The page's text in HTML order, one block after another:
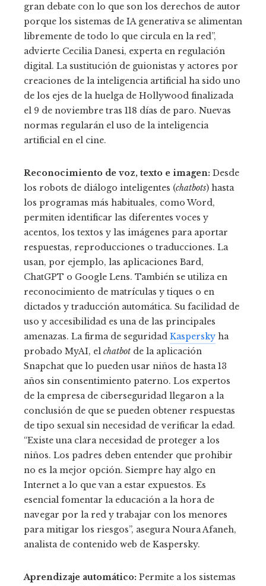
gran debate con lo que son los derechos de autor
porque los sistemas de IA generativa se alimentan
libremente de todo lo que circula en la red”,
advierte Cecilia Danesi, experta en regulación
digital. La sustitución de guionistas y actores por
creaciones de la inteligencia artificial ha sido uno
de los ejes de la huelga de Hollywood finalizada
el 9 de noviembre tras 118 días de paro. Nuevas
normas regularán el uso de la inteligencia
artificial en el cine.
Reconocimiento de voz, texto e imagen: Desde
los robots de diálogo inteligentes (chatbots) hasta
los programas más habituales, como Word,
permiten identificar las diferentes voces y
acentos, los textos y las imágenes para aportar
respuestas, reproducciones o traducciones. La
usan, por ejemplo, las aplicaciones Bard,
ChatGPT o Google Lens. También se utiliza en
reconocimiento de matrículas y tiques o en
dictados y traducción automática. Su facilidad de
uso y accesibilidad es una de las principales
amenazas. La firma de seguridad Kaspersky ha
probado MyAI, el chatbot de la aplicación
Snapchat que lo pueden usar niños de hasta 13
años sin consentimiento paterno. Los expertos
de la empresa de ciberseguridad llegaron a la
conclusión de que se pueden obtener respuestas
de tipo sexual sin necesidad de verificar la edad.
“Existe una clara necesidad de proteger a los
niños. Los padres deben entender que prohibir
no es la mejor opción. Siempre hay algo en
Internet a lo que van a estar expuestos. Es
esencial fomentar la educación a la hora de
navegar por la red y trabajar con los menores
para mitigar los riesgos”, asegura Noura Afaneh,
analista de contenido web de Kaspersky.
Aprendizaje automático: Permite a los sistemas